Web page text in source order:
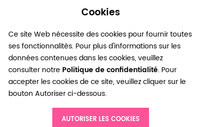
Cookies
Ce site Web nécessite des cookies pour fournir toutes
ses fonctionnalités. Pour plus d'informations sur les
données contenues dans les cookies, veuillez
consulter notre Politique de confidentialité. Pour
accepter les cookies de ce site, veuillez cliquer sur le
bouton Autoriser ci-dessous.
AUTORISER LES COOKIES
0
Bonnet femme à pompon moustache rose à bandes blanches